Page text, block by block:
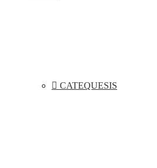
CATEQUESIS